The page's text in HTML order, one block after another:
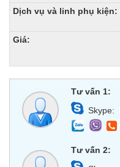
Dịch vụ và linh phụ kiện:
Giá:
Tư vấn 1:
Skype:
Tư vấn 2: